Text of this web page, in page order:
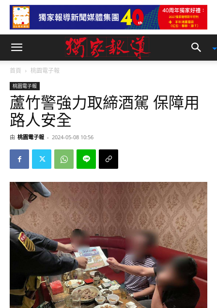
首頁 桃園電子報
桃園電子報
蘆竹警強力取締酒駕 保障用
路人安全
由 桃園電子報 - 2024-05-08 10:56